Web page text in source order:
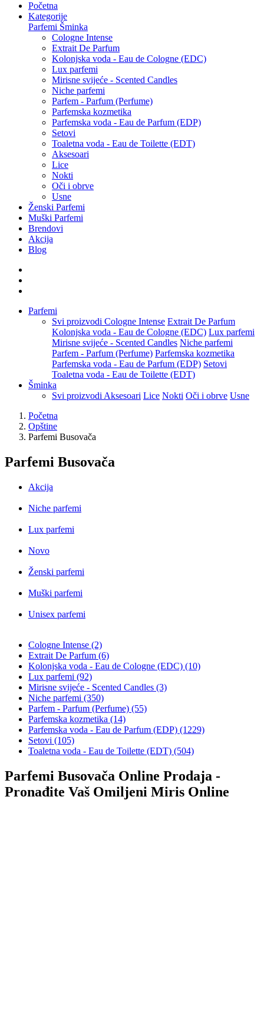
Početna
Kategorije
Parfemi Šminka
Cologne Intense
Extrait De Parfum
Kolonjska voda - Eau de Cologne (EDC)
Lux parfemi
Mirisne svijeće - Scented Candles
Niche parfemi
Parfem - Parfum (Perfume)
Parfemska kozmetika
Parfemska voda - Eau de Parfum (EDP)
Setovi
Toaletna voda - Eau de Toilette (EDT)
Aksesoari
Lice
Nokti
Oči i obrve
Usne
Ženski Parfemi
Muški Parfemi
Brendovi
Akcija
Blog
Parfemi
Svi proizvodi Cologne Intense Extrait De Parfum
Kolonjska voda - Eau de Cologne (EDC) Lux parfemi
Mirisne svijeće - Scented Candles Niche parfemi
Parfem - Parfum (Perfume) Parfemska kozmetika
Parfemska voda - Eau de Parfum (EDP) Setovi
Toaletna voda - Eau de Toilette (EDT)
Šminka
Svi proizvodi Aksesoari Lice Nokti Oči i obrve Usne
Početna
Opštine
Parfemi Busovača
Parfemi Busovača
Akcija
Niche parfemi
Lux parfemi
Novo
Ženski parfemi
Muški parfemi
Unisex parfemi
Cologne Intense (2)
Extrait De Parfum (6)
Kolonjska voda - Eau de Cologne (EDC) (10)
Lux parfemi (92)
Mirisne svijeće - Scented Candles (3)
Niche parfemi (350)
Parfem - Parfum (Perfume) (55)
Parfemska kozmetika (14)
Parfemska voda - Eau de Parfum (EDP) (1229)
Setovi (105)
Toaletna voda - Eau de Toilette (EDT) (504)
Parfemi Busovača Online Prodaja -
Pronađite Vaš Omiljeni Miris Online